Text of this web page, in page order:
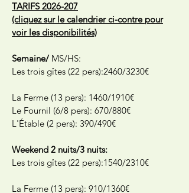
TARIFS2026-207
(cliquez sur le calendrier ci-contre pour
voir les disponibilités)
Semaine/ MS/HS:
Les trois gîtes (22 pers):2460/3230€
La Ferme (13 pers): 1460/1910€
Le Fournil (6/8 pers): 670/880€
L'Étable (2 pers): 390/490€
Weekend 2 nuits/3 nuits:
Les trois gîtes (22 pers):1540/2310€
La Ferme (13 pers): 910/1360€